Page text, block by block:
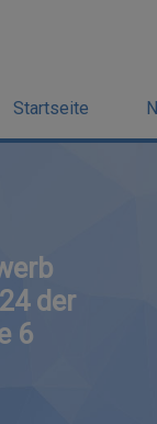
Startseite
der
6